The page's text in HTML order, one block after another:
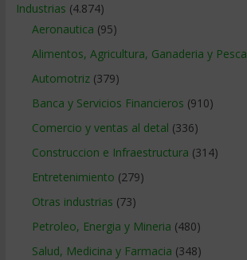
Industrias (4.874)
Aeronautica (95)
Alimentos, Agricultura, Ganaderia y Pesca
Automotriz(379)
Banca y Servicios Financieros (910)
Comercio y ventas al detal (336)
Construccion e Infraestructura (314)
Entretenimiento (279)
Otras industrias (73)
Petroleo, Energia y Mineria (480)
Salud, Medicina y Farmacia (348)